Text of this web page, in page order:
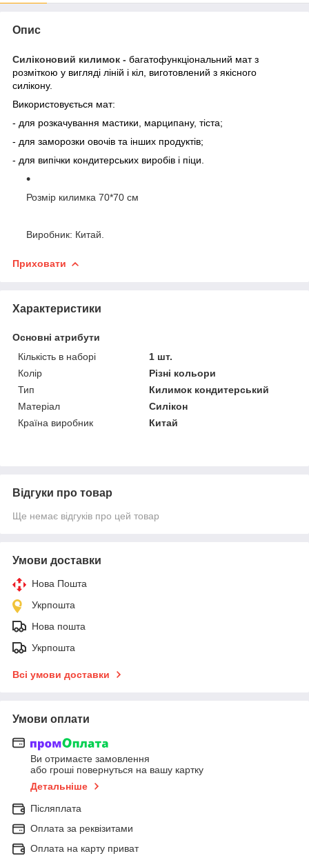
Опис
Силіконовий килимок - багатофункціональний мат з
розміткою у вигляді ліній і кіл, виготовлений з якісного
силікону.
Використовується мат:
- для розкачування мастики, марципану, тіста;
- для заморозки овочів та інших продуктів;
- для випічки кондитерських виробів і піци.
Розмір килимка 70*70 см
Виробник: Китай.
Приховати
Характеристики
Основні атрибути
Кількість в наборі
1 шт.
Колір
Різні кольори
Тип
Килимок кондитерський
Матеріал
Силікон
Країна виробник
Китай
Відгуки про товар
Ще немає відгуків про цей товар
Умови доставки
Нова Пошта
Укрпошта
Нова пошта
Укрпошта
Всі умови доставки
Умови оплати
Ви отримаєте замовлення
або гроші повернуться на вашу картку
Детальніше
Післяплата
Оплата за реквізитами
Оплата на карту приват